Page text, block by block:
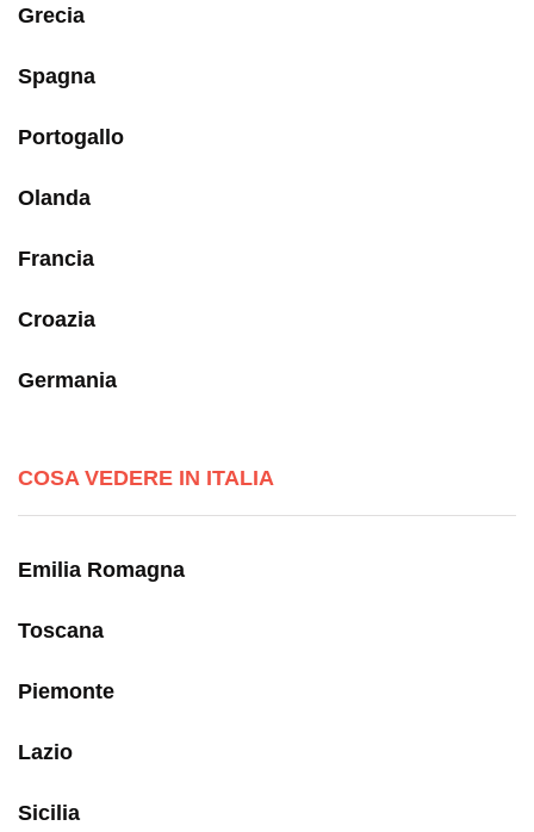
Grecia
Spagna
Portogallo
Olanda
Francia
Croazia
Germania
COSA VEDERE IN ITALIA
Emilia Romagna
Toscana
Piemonte
Lazio
Sicilia